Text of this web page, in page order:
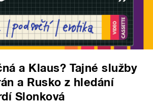
a Klaus? Tajné služby
a Rusko z hledání
Slonková